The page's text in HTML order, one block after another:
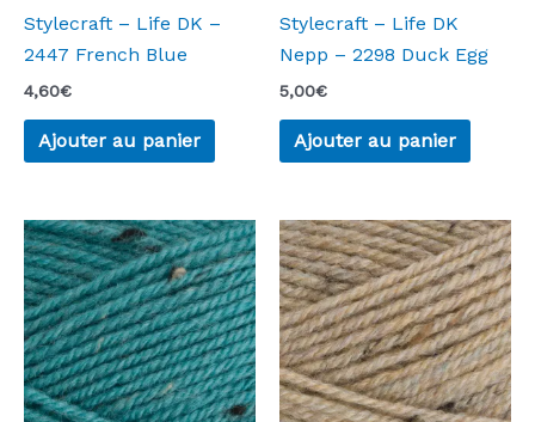
Stylecraft – Life DK –
2447 French Blue
4,60€
Ajouter au panier
Stylecraft – Life DK
Nepp – 2298 Duck Egg
5,00€
Ajouter au panier